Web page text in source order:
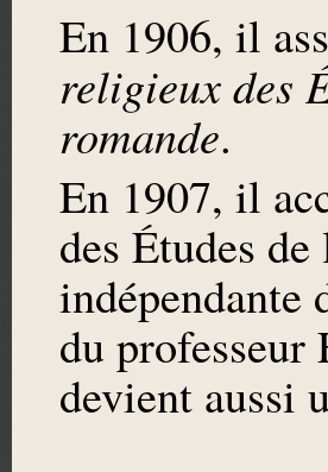
En 1906, il
religieux des
romande.
En 1907, il
des Études
indépendante
du
devient aussi